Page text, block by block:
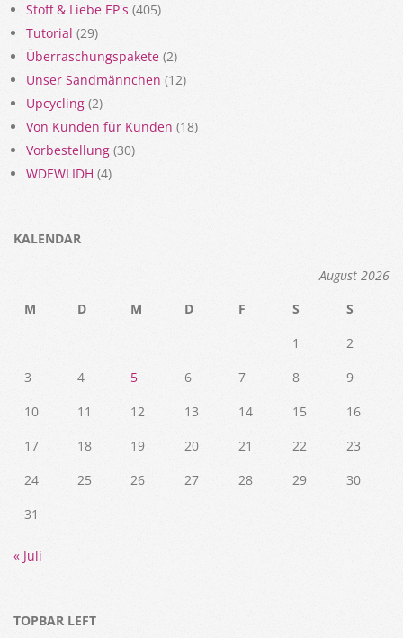
Stoff & Liebe EP's (405)
Tutorial (29)
Überraschungspakete (2)
Unser Sandmännchen (12)
Upcycling (2)
Von Kunden für Kunden (18)
Vorbestellung (30)
WDEWLIDH (4)
KALENDAR
August 2026
M
D M D F S
S
1
2
3
4 5 6 7 8
9
10
11 12 13 14 15
16
17
18 19 20 21 22
23
24
25 26 27 28 29
30
31
« Juli
TOPBAR LEFT